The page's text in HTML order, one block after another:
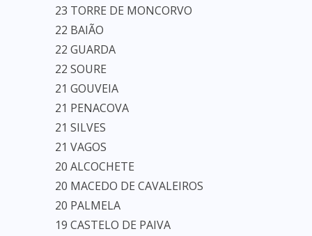
23 TORRE DE MONCORVO
22 BAIÃO
22 GUARDA
22 SOURE
21 GOUVEIA
21 PENACOVA
21 SILVES
21 VAGOS
20 ALCOCHETE
20 MACEDO DE CAVALEIROS
20 PALMELA
19 CASTELO DE PAIVA